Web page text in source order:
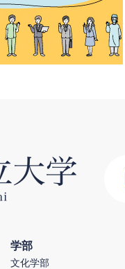
学部
文化学部